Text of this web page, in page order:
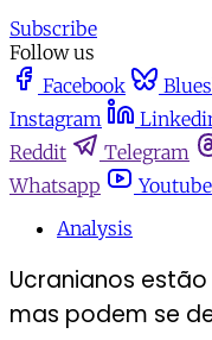
Subscribe
Follow us
Facebook
Instagram
Reddit
Telegram
Whatsapp
Youtube
Analysis
Ucranianos
mas podem se